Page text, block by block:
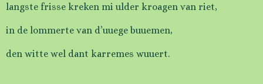
langste frisse kreken mi ulder kroagen van riet,
in de lommerte van d’uuege buuemen,
den witte wel dant karremes wuuert.